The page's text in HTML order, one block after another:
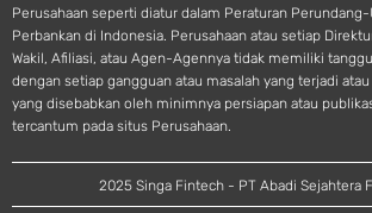
Perusahaan seperti diatur dalam Peraturan
Perbankan di Indonesia. Perusahaan atau setiap
Wakil, Afiliasi, atau Agen-Agennya tidak memiliki
dengan setiap gangguan atau masalah yang terjadi
yang disebabkan oleh minimnya persiapan atau
tercantum pada situs Perusahaan.
2025 Singa Fintech - PT Abadi Sejahtera